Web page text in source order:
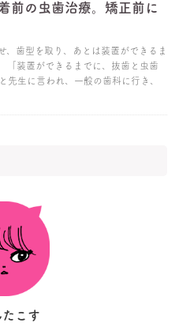
前の虫歯治療。矯正前に
、歯型を取り、あとは装置ができるま
「装置ができるまでに、抜歯と虫歯
先生に言われ、一般の歯科に行き、
たこす